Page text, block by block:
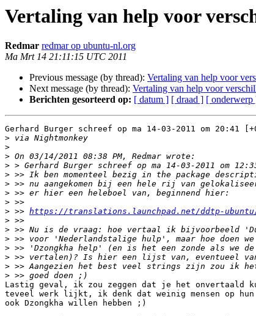
Vertaling van help voor
Redmar redmar op ubuntu-nl.org
Ma Mrt 14 21:11:15 UTC 2011
Previous message (by thread): Vertaling van help voor
Next message (by thread): Vertaling van help voor
Berichten gesorteerd op: [ datum ] [ draad ] [ onderwerp
Gerhard Burger schreef op ma 14-03-2011 om 20:41
>
>
>
>
>
>
>
>
> >> https://translations.launchpad.net/ddtp-
>
>
>
>
>
>
>
Lastig geval, ik zou zeggen dat je het onvertaald
teveel werk lijkt, ik denk dat weinig mensen op hun
ook Dzongkha willen hebben ;)